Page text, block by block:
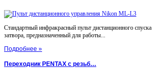
Стандартный инфракрасный пульт дистанционного спуска
затвора, предназначенный для работы...
Подробнее »
Переходник PENTAX с резьб…